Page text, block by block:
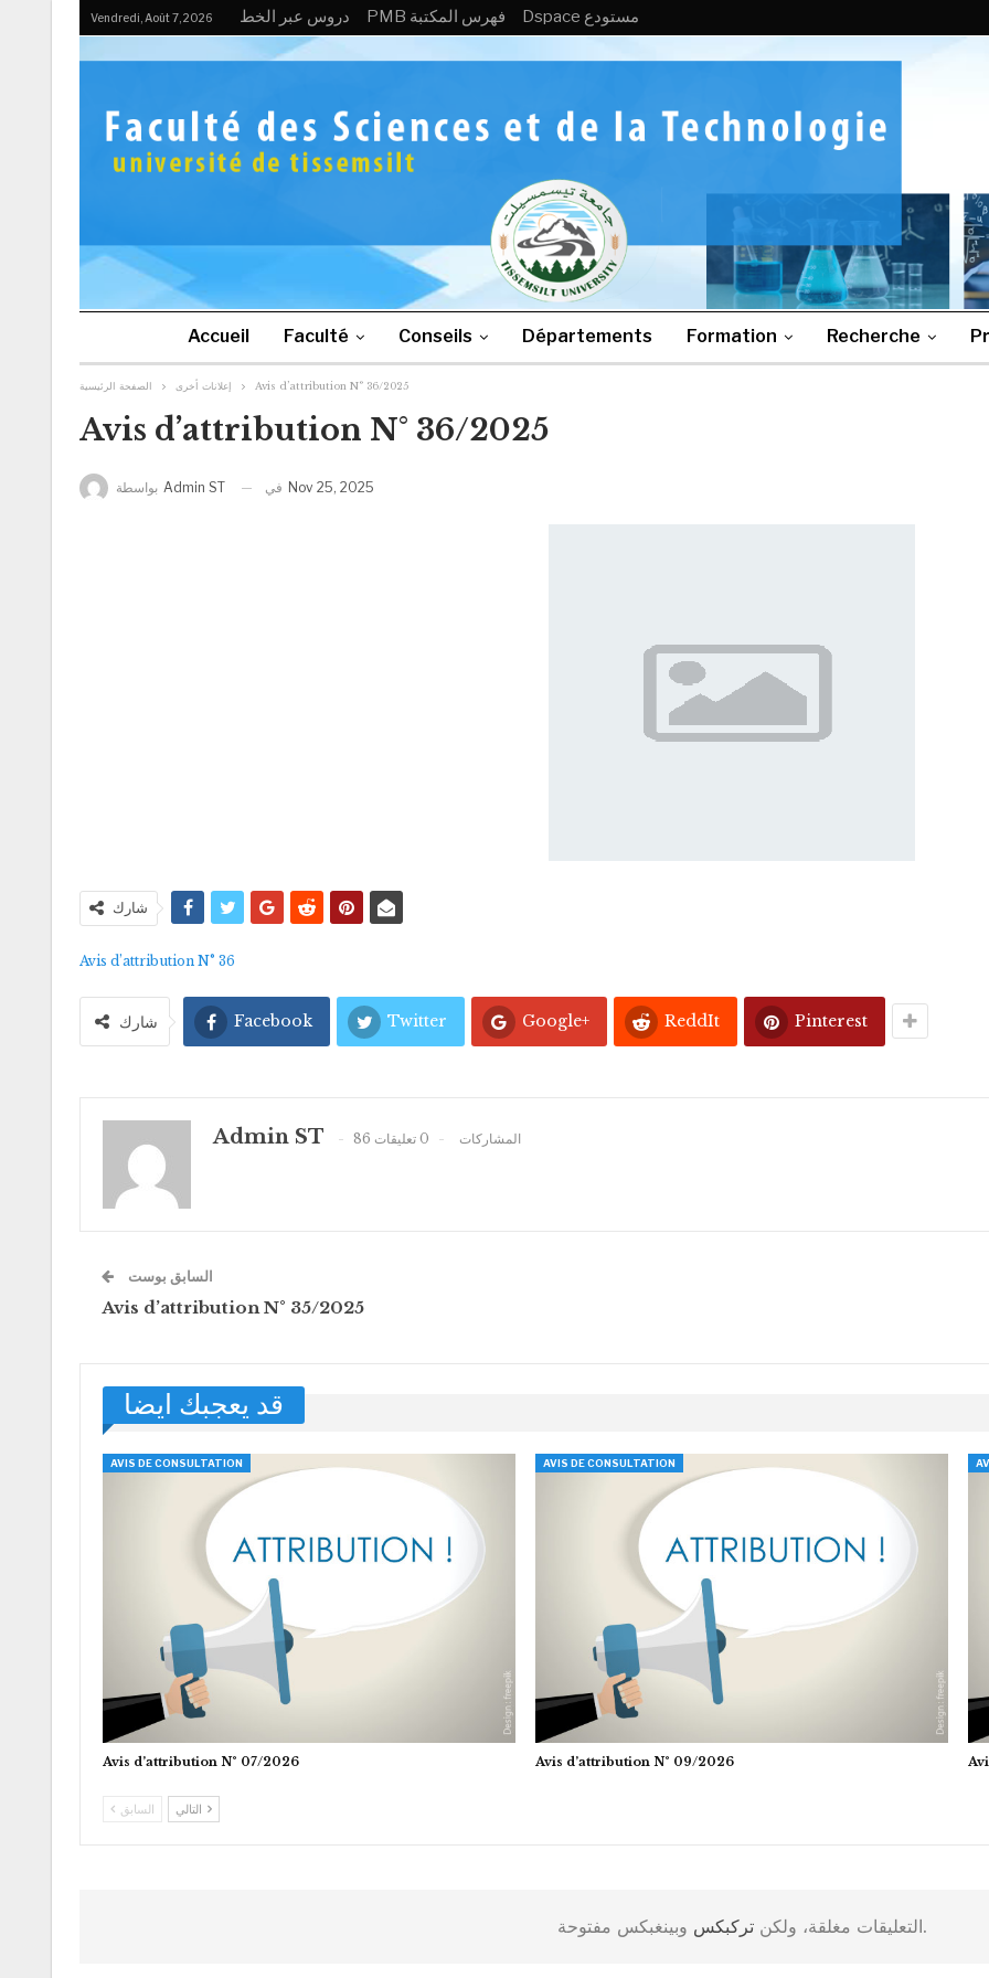
Vendredi, Août 7, 2026 دروس عبر الخط PMB فهرس المكتبة Dspace مستودع
Accueil Faculté Conseils Départements Formation Recherche
الصفحة الرئيسية إعلانات أخرى Avis d’attribution N° 36/2025
Avis d’attribution N° 36/2025
Admin ST Nov 25, 2025
شارك
Avis d’attribution N° 36
شارك Facebook Twitter Google+ ReddIt Pinterest
Admin ST 86 المشاركات 0 تعليقات
السابق بوست
Avis d’attribution N° 35/2025
قد يعجبك ايضا
AVIS DE CONSULTATION
Avis d’attribution N° 07/2026
AVIS DE CONSULTATION
Avis d’attribution N° 09/2026
السابق
التعليقات مغلقة، ولكنتركبكس وبينغبكس مفتوحة.